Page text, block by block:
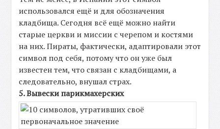
использовался ещё и для обозначения
кладбища. Сегодня всё ещё можно найти
старые церкви и миссии с черепом и костями
на них. Пираты, фактически, адаптировали этот
символ под себя, потому что он уже был
известен тем, что связан с кладбищами, а
следовательно, внушал страх.
5. Вывески парикмахерских